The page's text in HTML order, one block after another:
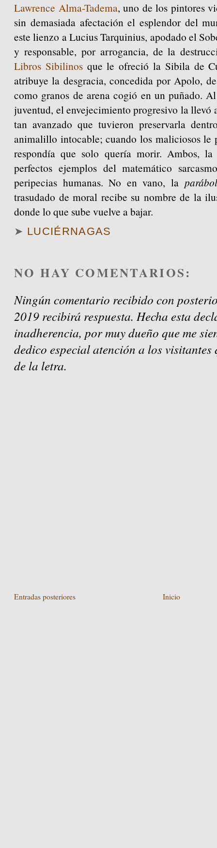
Lawrence Alma-Tadema, uno de los pintores
sin demasiada afectación el esplendor del
este lienzo a Lucius Tarquinius, apodado el
y responsable, por arrogancia, de la
Libros Sibilinosque le ofreció la Sibila de
atribuye la desgracia, concedida por Apolo,
como granos de arena cogió en un puñado.
juventud, el envejecimiento progresivo la llevó
tan avanzado que tuvieron preservarla
animalillo intocable; cuando los maliciosos le
respondía que solo quería morir. Ambos,
perfectos ejemplos del matemático
peripecias humanas. No en vano, la
trasudado de moral recibe su nombre de la
donde lo que sube vuelve a bajar.
➤ LUCIÉRNAGAS
NO HAY COMENTARIOS:
Ningún comentario recibido con
2019 recibirá respuesta. Hecha esta
inadherencia, por muy dueño que me
dedico especial atención a los
de la letra.
Entradas posteriores Inicio